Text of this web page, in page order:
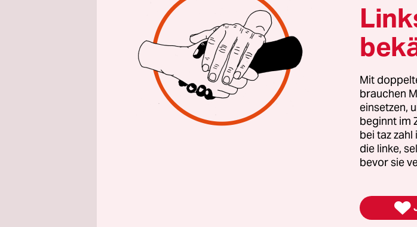
Von Niko Kappel
Noch sind es Bällchen und
tun, als zu revolutionieren,
sie, schön auf
Erdgeschosses vom
Jahres soll sie ein Sternekoch aus
einer aus den USA. Und wenn es
man 2030 im Supermarkt einen
Mit
brauchen
einsetzen,
beginnt im
bei taz
die linke,
bevor sie
